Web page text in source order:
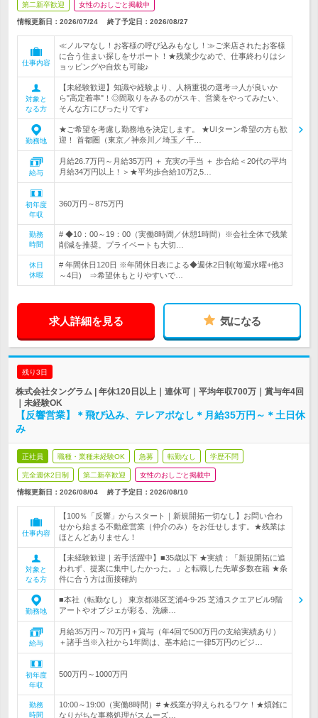
第二新卒歓迎 女性のおしごと掲載中
情報更新日：2026/07/24 終了予定日： 2026/08/27
仕事内容
≪ノルマなし！お客様の呼び込みもなし！≫ご来店されたお客様
に合う住まい探しをサポート！★残業少なめで、仕事終わりはシ
ョッピングや自炊も可能♪
対象と
なる方
【未経験歓迎】知識や経験より、人柄重視の選考⇒人が良いか
ら"高定着率"！◎間取りをみるのがスキ、営業をやってみたい、
そんな方にぴったりです♪
勤務地
★ご希望を考慮し勤務地を決定します。 ★UIターン希望の方も歓
迎！ 首都圏（東京／神奈川／埼玉／千…
給与
月給26.7万円～月給35万円 ＋ 充実の手当 ＋ 歩合給＜20代の平均
月給34万円以上！＞★平均歩合給10万2,5…
初年度
年収
360万円～875万円
勤務
時間
# ◆10：00～19：00（実働8時間／休憩1時間）※会社全体で残業
削減を推奨。プライベートも大切…
休日
休暇
# 年間休日120日 ※年間休日表による◆週休2日制(毎週水曜+他3
～4日) ⇒希望休もとりやすいで…
求人詳細を見る 気になる
残り3日
株式会社タングラム | 年休120日以上｜連休可｜平均年収700万｜賞与年4回
｜未経験OK
【反響営業】＊飛び込み、テレアポなし＊月給35万円～＊土日休
み
正社員 職種・業種未経験OK 急募 転勤なし 学歴不問
完全週休2日制 第二新卒歓迎 女性のおしごと掲載中
情報更新日：2026/08/04 終了予定日： 2026/08/10
仕事内容
【100％「反響」からスタート｜新規開拓一切なし】お問い合わ
せから始まる不動産営業（仲介のみ）をお任せします。★残業は
ほとんどありません！
対象と
なる方
【未経験歓迎｜若手活躍中】■35歳以下 ★実績：「新規開拓に追
われず、提案に集中したかった。」と転職した先輩多数在籍 ★条
件に合う方は面接確約
勤務地
■本社（転勤なし） 東京都港区芝浦4-9-25 芝浦スクエアビル9階
アートやオブジェが彩る、洗練…
給与
月給35万円～70万円＋賞与（年4回で500万円の支給実績あり）
＋諸手当※入社から1年間は、基本給に一律5万円のビジ…
初年度
年収
500万円～1000万円
勤務
時間
10:00～19:00（実働8時間）# ★残業が抑えられるワケ！★煩雑に
なりがちな事務処理がスムーズ…